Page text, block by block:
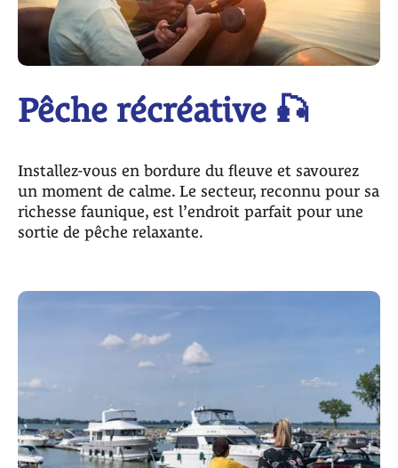
Pêche récréative 🎣
Installez-vous en bordure du fleuve et savourez
un moment de calme. Le secteur, reconnu pour sa
richesse faunique, est l’endroit parfait pour une
sortie de pêche relaxante.